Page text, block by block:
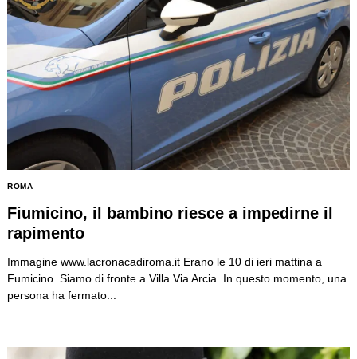
ROMA
Fiumicino, il bambino riesce a impedirne il
rapimento
Immagine www.lacronacadiroma.it Erano le 10 di ieri mattina a
Fumicino. Siamo di fronte a Villa Via Arcia. In questo momento, una
persona ha fermato...